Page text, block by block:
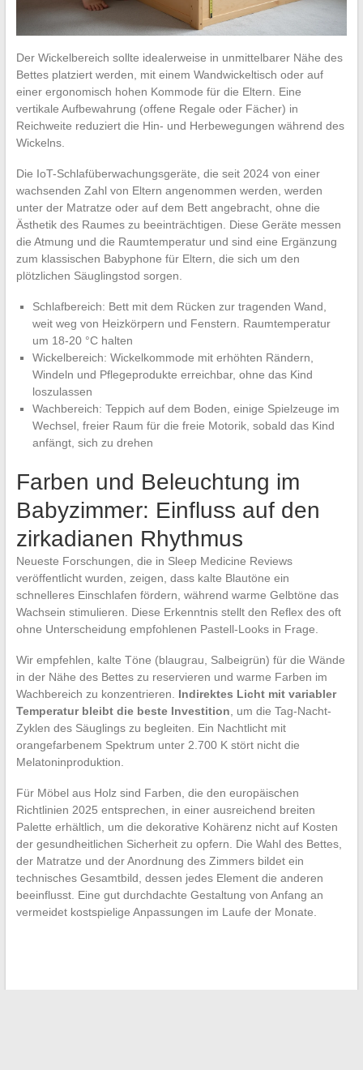
Der Wickelbereich sollte idealerweise in unmittelbarer Nähe des
Bettes platziert werden, mit einem Wandwickeltisch oder auf
einer ergonomisch hohen Kommode für die Eltern. Eine
vertikale Aufbewahrung (offene Regale oder Fächer) in
Reichweite reduziert die Hin- und Herbewegungen während des
Wickelns.
Die IoT-Schlafüberwachungsgeräte, die seit 2024 von einer
wachsenden Zahl von Eltern angenommen werden, werden
unter der Matratze oder auf dem Bett angebracht, ohne die
Ästhetik des Raumes zu beeinträchtigen. Diese Geräte messen
die Atmung und die Raumtemperatur und sind eine Ergänzung
zum klassischen Babyphone für Eltern, die sich um den
plötzlichen Säuglingstod sorgen.
Schlafbereich: Bett mit dem Rücken zur tragenden Wand,
weit weg von Heizkörpern und Fenstern. Raumtemperatur
um 18-20 °C halten
Wickelbereich: Wickelkommode mit erhöhten Rändern,
Windeln und Pflegeprodukte erreichbar, ohne das Kind
loszulassen
Wachbereich: Teppich auf dem Boden, einige Spielzeuge im
Wechsel, freier Raum für die freie Motorik, sobald das Kind
anfängt, sich zu drehen
Farben und Beleuchtung im
Babyzimmer: Einfluss auf den
zirkadianen Rhythmus
Neueste Forschungen, die in Sleep Medicine Reviews
veröffentlicht wurden, zeigen, dass kalte Blautöne ein
schnelleres Einschlafen fördern, während warme Gelbtöne das
Wachsein stimulieren. Diese Erkenntnis stellt den Reflex des oft
ohne Unterscheidung empfohlenen Pastell-Looks in Frage.
Wir empfehlen, kalte Töne (blaugrau, Salbeigrün) für die Wände
in der Nähe des Bettes zu reservieren und warme Farben im
Wachbereich zu konzentrieren. Indirektes Licht mit variabler
Temperatur bleibt die beste Investition, um die Tag-Nacht-
Zyklen des Säuglings zu begleiten. Ein Nachtlicht mit
orangefarbenem Spektrum unter 2.700 K stört nicht die
Melatoninproduktion.
Für Möbel aus Holz sind Farben, die den europäischen
Richtlinien 2025 entsprechen, in einer ausreichend breiten
Palette erhältlich, um die dekorative Kohärenz nicht auf Kosten
der gesundheitlichen Sicherheit zu opfern. Die Wahl des Bettes,
der Matratze und der Anordnung des Zimmers bildet ein
technisches Gesamtbild, dessen jedes Element die anderen
beeinflusst. Eine gut durchdachte Gestaltung von Anfang an
vermeidet kostspielige Anpassungen im Laufe der Monate.